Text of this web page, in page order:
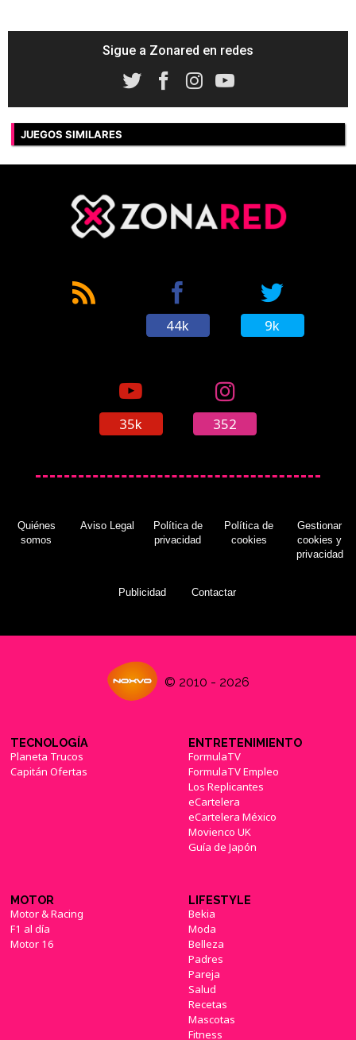
Sigue a Zonared en redes
JUEGOS SIMILARES
44k 9k
35k 352
Quiénes
somos
Aviso Legal
Política de
privacidad
Política de
cookies
Gestionar
cookies y
privacidad
Publicidad Contactar
© 2010 - 2026
TECNOLOGÍA
Planeta Trucos
Capitán Ofertas
ENTRETENIMIENTO
FormulaTV
FormulaTV Empleo
Los Replicantes
eCartelera
eCartelera México
Movienco UK
Guía de Japón
MOTOR
Motor & Racing
F1 al día
Motor 16
LIFESTYLE
Bekia
Moda
Belleza
Padres
Pareja
Salud
Recetas
Mascotas
Fitness